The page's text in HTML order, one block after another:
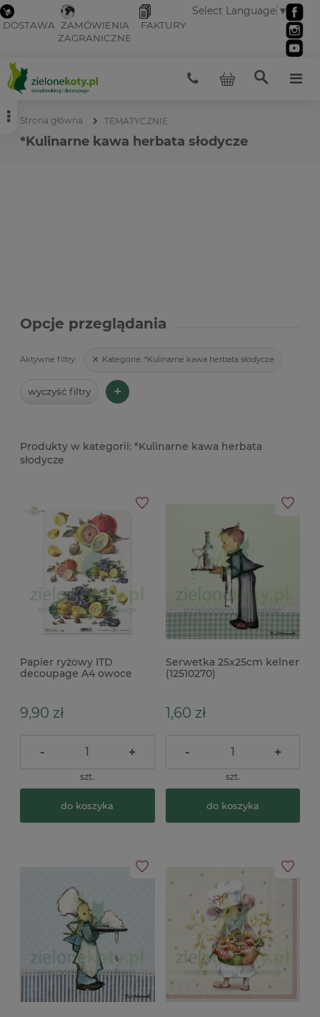
DOSTAWA ZAMÓWIENIA
ZAGRANICZNE
FAKTURY
Select Language ▼
Strona główna TEMATYCZNIE
*Kulinarne kawa herbata słodycze
Opcje przeglądania
Aktywne filtry: Kategorie: *Kulinarne kawa herbata słodycze
wyczyść filtry +
*Kulinarne kawa herbata
słodycze
Papier ryżowy ITD
decoupage A4 owoce
9,90 zł
- +
szt.
do koszyka
Serwetka 25x25cm kelner
(12510270)
1,60 zł
- +
szt.
do koszyka